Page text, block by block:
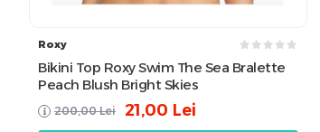
Roxy
Bikini Top Roxy Swim The Sea Bralette
Peach Blush Bright Skies
200,00 Lei 21,00 Lei